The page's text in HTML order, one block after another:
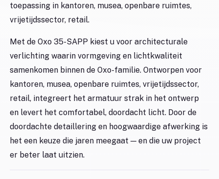
toepassing in kantoren, musea, openbare ruimtes,
vrijetijdssector, retail.
Met de Oxo 35-SAPP kiest u voor architecturale
verlichting waarin vormgeving en lichtkwaliteit
samenkomen binnen de Oxo-familie. Ontworpen voor
kantoren, musea, openbare ruimtes, vrijetijdssector,
retail, integreert het armatuur strak in het ontwerp
en levert het comfortabel, doordacht licht. Door de
doordachte detaillering en hoogwaardige afwerking is
het een keuze die jaren meegaat — en die uw project
er beter laat uitzien.